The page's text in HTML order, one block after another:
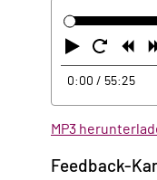
0:00 / 55:25
MP3
Feedback-